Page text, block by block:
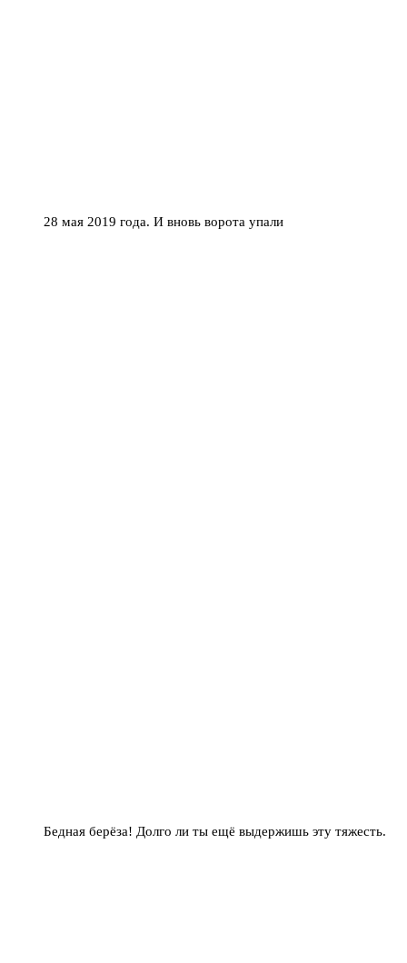
28 мая 2019 года. И вновь ворота упали
Бедная берёза! Долго ли ты ещё выдержишь эту тяжесть.